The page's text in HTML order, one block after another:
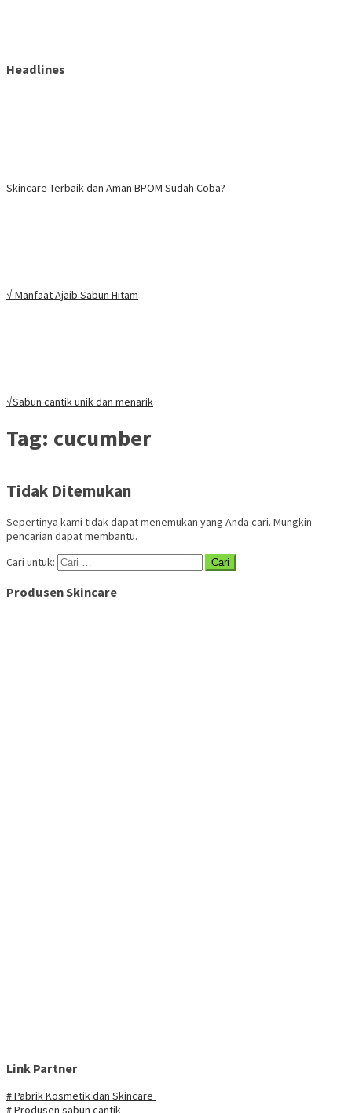
Headlines
Skincare Terbaik dan Aman BPOM Sudah Coba?
√ Manfaat Ajaib Sabun Hitam
√Sabun cantik unik dan menarik
Tag: cucumber
Tidak Ditemukan
Sepertinya kami tidak dapat menemukan yang Anda cari. Mungkin
pencarian dapat membantu.
Cari untuk:
Produsen Skincare
Link Partner
# Pabrik Kosmetik dan Skincare
# Produsen sabun cantik